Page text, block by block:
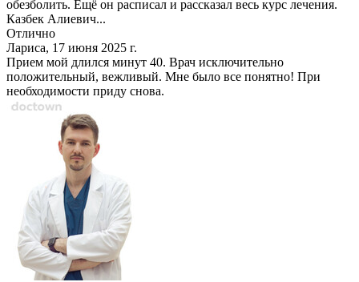
обезболить. Ещё он расписал и рассказал весь курс лечения.
Казбек Алиевич...
Отлично
Лариса, 17 июня 2025 г.
Прием мой длился минут 40. Врач исключительно
положительный, вежливый. Мне было все понятно! При
необходимости приду снова.